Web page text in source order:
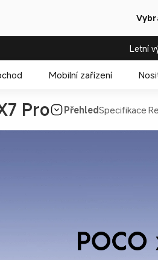
Letní
Mobilní zařízení
Pro PřehledSpecifikace